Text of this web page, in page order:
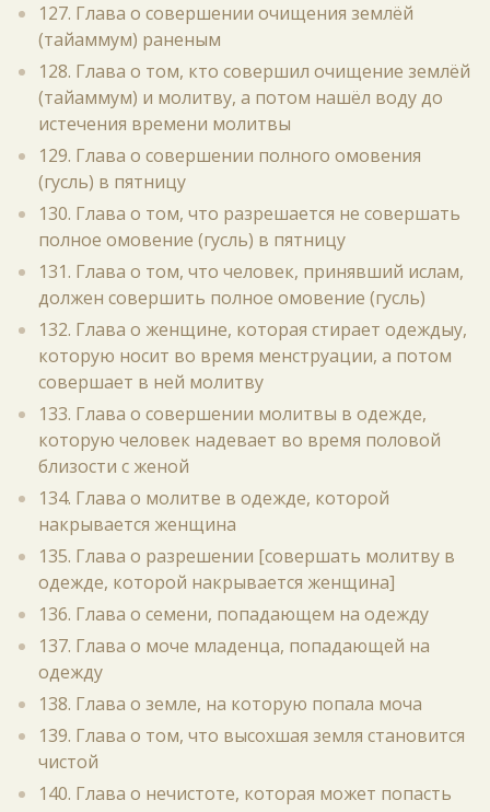
127. Глава о совершении очищения землёй
(тайаммум) раненым
128. Глава о том, кто совершил очищение землёй
(тайаммум) и молитву, а потом нашёл воду до
истечения времени молитвы
129. Глава о совершении полного омовения
(гусль) в пятницу
130. Глава о том, что разрешается не совершать
полное омовение (гусль) в пятницу
131. Глава о том, что человек, принявший ислам,
должен совершить полное омовение (гусль)
132. Глава о женщине, которая стирает одеждыу,
которую носит во время менструации, а потом
совершает в ней молитву
133. Глава о совершении молитвы в одежде,
которую человек надевает во время половой
близости с женой
134. Глава о молитве в одежде, которой
накрывается женщина
135. Глава о разрешении [совершать молитву в
одежде, которой накрывается женщина]
136. Глава о семени, попадающем на одежду
137. Глава о моче младенца, попадающей на
одежду
138. Глава о земле, на которую попала моча
139. Глава о том, что высохшая земля становится
чистой
140. Глава о нечистоте, которая может попасть